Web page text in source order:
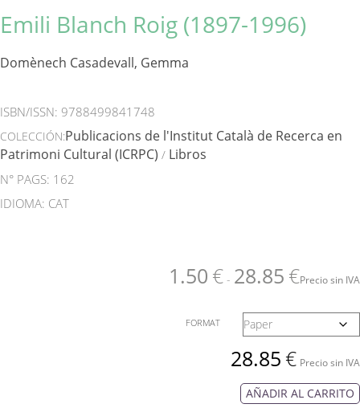
Emili Blanch Roig (1897-1996)
Domènech Casadevall, Gemma
ISBN/ISSN: 9788499841748
COLECCIÓN:Publicacions de l'Institut Català de Recerca en
Patrimoni Cultural (ICRPC) / Libros
N° PAGS: 162
IDIOMA: CAT
1.50 € - 28.85 €Precio sin IVA
FORMAT
28.85€ Precio sin IVA
AÑADIR AL CARRITO